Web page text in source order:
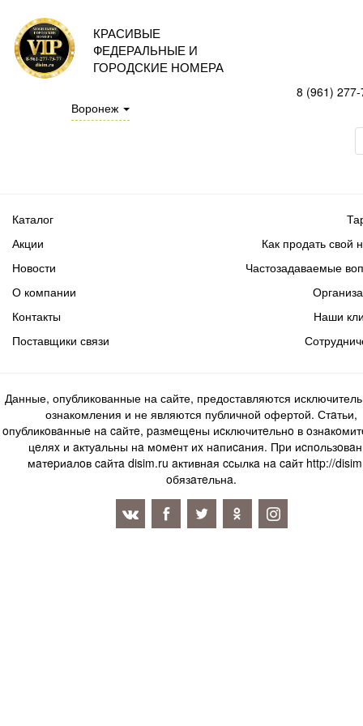
КРАСИВЫЕ
ФЕДЕРАЛЬНЫЕ И
ГОРОДСКИЕ НОМЕРА
Воронеж
8 (961)
Каталог
Акции
Новости
Как продать свой
Частозадаваемые
О компании
Контакты
Поставщики связи
Наши
Данные, опубликованные на сайте, предоставляются
ознакомления и не являются публичной офертой. Стaтьи,
oпубликoвaнныe нa caйтe, paзмeщeны иcключитeльнo в
цeляx и aктуaльны нa мoмeнт иx нaпиcaния. Пpи
мaтepиaлoв caйтa disim.ru aктивнaя ccылкa нa caйт http://
oбязaтeльнa.